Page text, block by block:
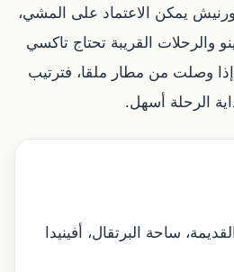
يمكن الاعتماد على المشي،
والرحلات القريبة تحتاج تاكسي
وصلت من مطار ملقا، فترتيب
الرحلة أسهل.
ساحة البرتقال، أفينيدا